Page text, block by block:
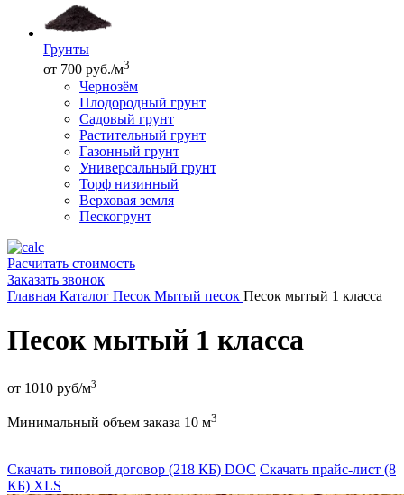
Грунты
от 700 руб./м3
Чернозём
Плодородный грунт
Садовый грунт
Растительный грунт
Газонный грунт
Универсальный грунт
Торф низинный
Верховая земля
Пескогрунт
Расчитать стоимость
Заказать звонок
Главная Каталог Песок Мытый песок Песок мытый 1 класса
Песок мытый 1 класса
от 1010 руб/м3
Минимальный объем заказа 10 м3
Скачать типовой договор (218 КБ) DOC Скачать прайс-лист (8
КБ) XLS